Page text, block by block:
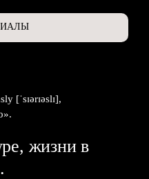
[ˈsɪərɪəslɪ],
жизни в